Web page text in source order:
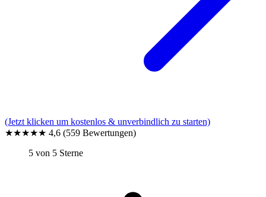
(Jetzt klicken um kostenlos & unverbindlich zu starten)
★★★★★ 4,6 (559 Bewertungen)
5 von 5 Sterne